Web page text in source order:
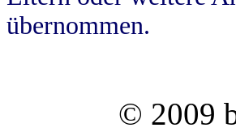
übernommen.
© 2009